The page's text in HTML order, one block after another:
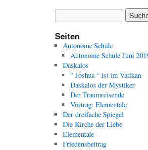
Seiten
Autonome Schule
Autonome Schule Juni
Daskalos
“ Joshua “ ist im Vatikan
Daskalos der Mystiker
Der Traumreisende
Vortrag: Elementale
Der dreifache Spiegel
Die Kirche der Liebe
Elementale
Friedensbeitrag